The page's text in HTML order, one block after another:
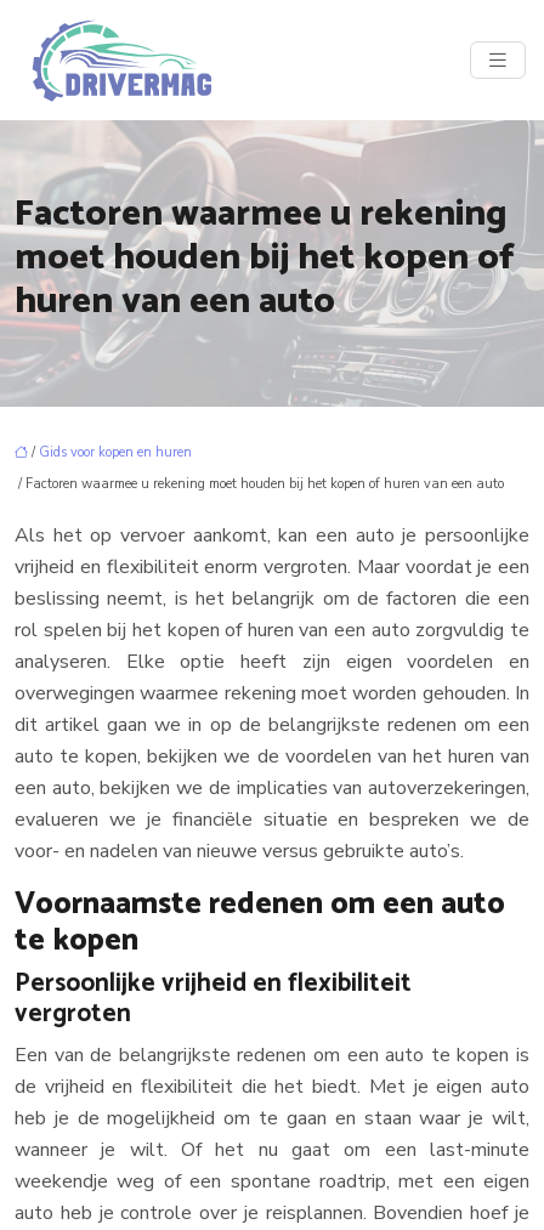
Factoren waarmee u rekening
moet houden bij het kopen of
huren van een auto
/ Gids voor kopen en huren
/ Factoren waarmee u rekening moet houden bij het kopen of huren van een auto
Als het op vervoer aankomt, kan een auto je persoonlijke
vrijheid en flexibiliteit enorm vergroten. Maar voordat je een
beslissing neemt, is het belangrijk om de factoren die een
rol spelen bij het kopen of huren van een auto zorgvuldig te
analyseren. Elke optie heeft zijn eigen voordelen en
overwegingen waarmee rekening moet worden gehouden. In
dit artikel gaan we in op de belangrijkste redenen om een
auto te kopen, bekijken we de voordelen van het huren van
een auto, bekijken we de implicaties van autoverzekeringen,
evalueren we je financiële situatie en bespreken we de
voor- en nadelen van nieuwe versus gebruikte auto’s.
Voornaamste redenen om een auto
te kopen
Persoonlijke vrijheid en flexibiliteit
vergroten
Een van de belangrijkste redenen om een auto te kopen is
de vrijheid en flexibiliteit die het biedt. Met je eigen auto
heb je de mogelijkheid om te gaan en staan waar je wilt,
wanneer je wilt. Of het nu gaat om een last-minute
weekendje weg of een spontane roadtrip, met een eigen
auto heb je controle over je reisplannen. Bovendien hoef je